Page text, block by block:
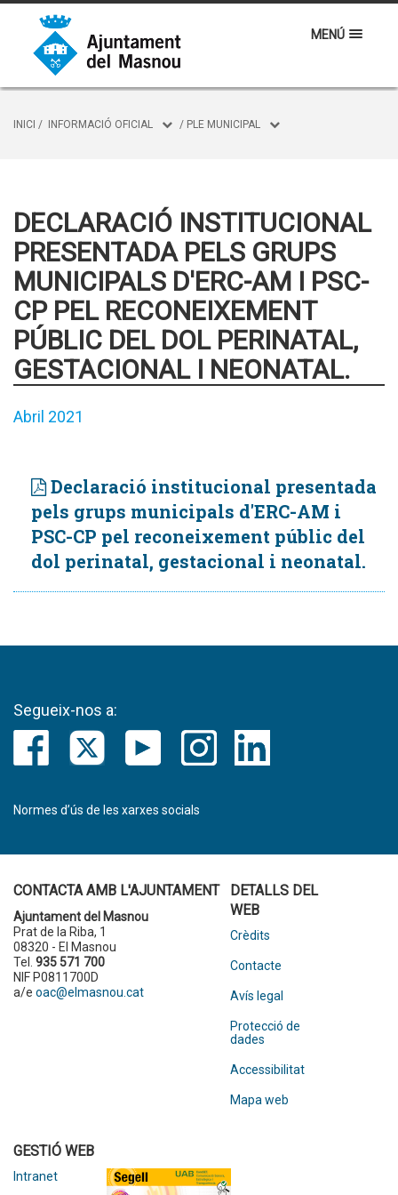
MENÚ
INICI / INFORMACIÓ OFICIAL / PLE MUNICIPAL
DECLARACIÓ INSTITUCIONAL
PRESENTADA PELS GRUPS
MUNICIPALS D'ERC-AM I PSC-
CP PEL RECONEIXEMENT
PÚBLIC DEL DOL PERINATAL,
GESTACIONAL I NEONATAL.
Abril 2021
Declaració institucional presentada
pels grups municipals d'ERC-AM i
PSC-CP pel reconeixement públic del
dol perinatal, gestacional i neonatal.
Segueix-nos a:
Normes d’ús de les xarxes socials
CONTACTA AMB L'AJUNTAMENT
Ajuntament del Masnou
Prat de la Riba, 1
08320 - El Masnou
Tel. 935 571 700
NIF P0811700D
a/e oac@elmasnou.cat
DETALLS DEL
WEB
Crèdits
Contacte
Avís legal
Protecció de
dades
Accessibilitat
Mapa web
GESTIÓ WEB
Intranet